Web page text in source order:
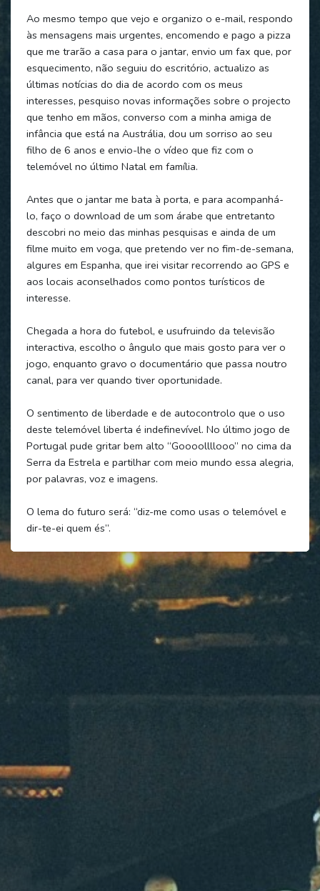
Ao mesmo tempo que vejo e organizo o e-mail, respondo
às mensagens mais urgentes, encomendo e pago a pizza
que me trarão a casa para o jantar, envio um fax que, por
esquecimento, não seguiu do escritório, actualizo as
últimas notícias do dia de acordo com os meus
interesses, pesquiso novas informações sobre o projecto
que tenho em mãos, converso com a minha amiga de
infância que está na Austrália, dou um sorriso ao seu
filho de 6 anos e envio-lhe o vídeo que fiz com o
telemóvel no último Natal em família.
Antes que o jantar me bata à porta, e para acompanhá-
lo, faço o download de um som árabe que entretanto
descobri no meio das minhas pesquisas e ainda de um
filme muito em voga, que pretendo ver no fim-de-semana,
algures em Espanha, que irei visitar recorrendo ao GPS e
aos locais aconselhados como pontos turísticos de
interesse.
Chegada a hora do futebol, e usufruindo da televisão
interactiva, escolho o ângulo que mais gosto para ver o
jogo, enquanto gravo o documentário que passa noutro
canal, para ver quando tiver oportunidade.
O sentimento de liberdade e de autocontrolo que o uso
deste telemóvel liberta é indefinevível. No último jogo de
Portugal pude gritar bem alto “Goooollllooo” no cima da
Serra da Estrela e partilhar com meio mundo essa alegria,
por palavras, voz e imagens.
O lema do futuro será: “diz-me como usas o telemóvel e
dir-te-ei quem és”.